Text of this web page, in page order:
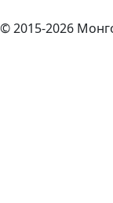
© 2015-2026